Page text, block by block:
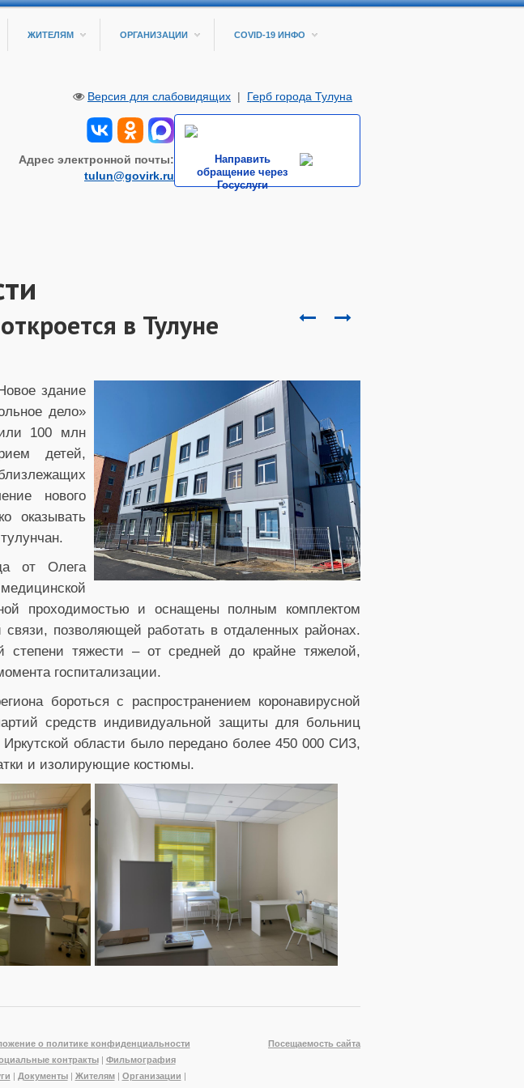
ЖИТЕЛЯМ ОРГАНИЗАЦИИ COVID-19 ИНФО
Адрес электронной почты:
tulun@govirk.ru
Направить
обращение через
Госуслуги
Версия для слабовидящих | Герб города Тулуна
в Тулуне
здание
дело»
100 млн
детей,
нового
оказывать
от Олега
проходимостью и оснащены полным комплектом
позволяющей работать в отдаленных районах.
степени тяжести – от средней до крайне тяжелой,
госпитализации.
бороться с распространением коронавирусной
средств индивидуальной защиты для больниц
области было передано более 450 000 СИЗ,
и изолирующие костюмы.
о политике конфиденциальности
контракты| Фильмография
Документы| Жителям| Организации
Посещаемость сайта